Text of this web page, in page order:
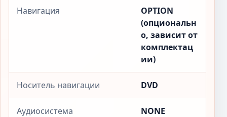
Навигация
OPTION
(опциональн
о, зависит от
комплектац
ии)
Носитель навигации DVD
Аудиосистема
NONE